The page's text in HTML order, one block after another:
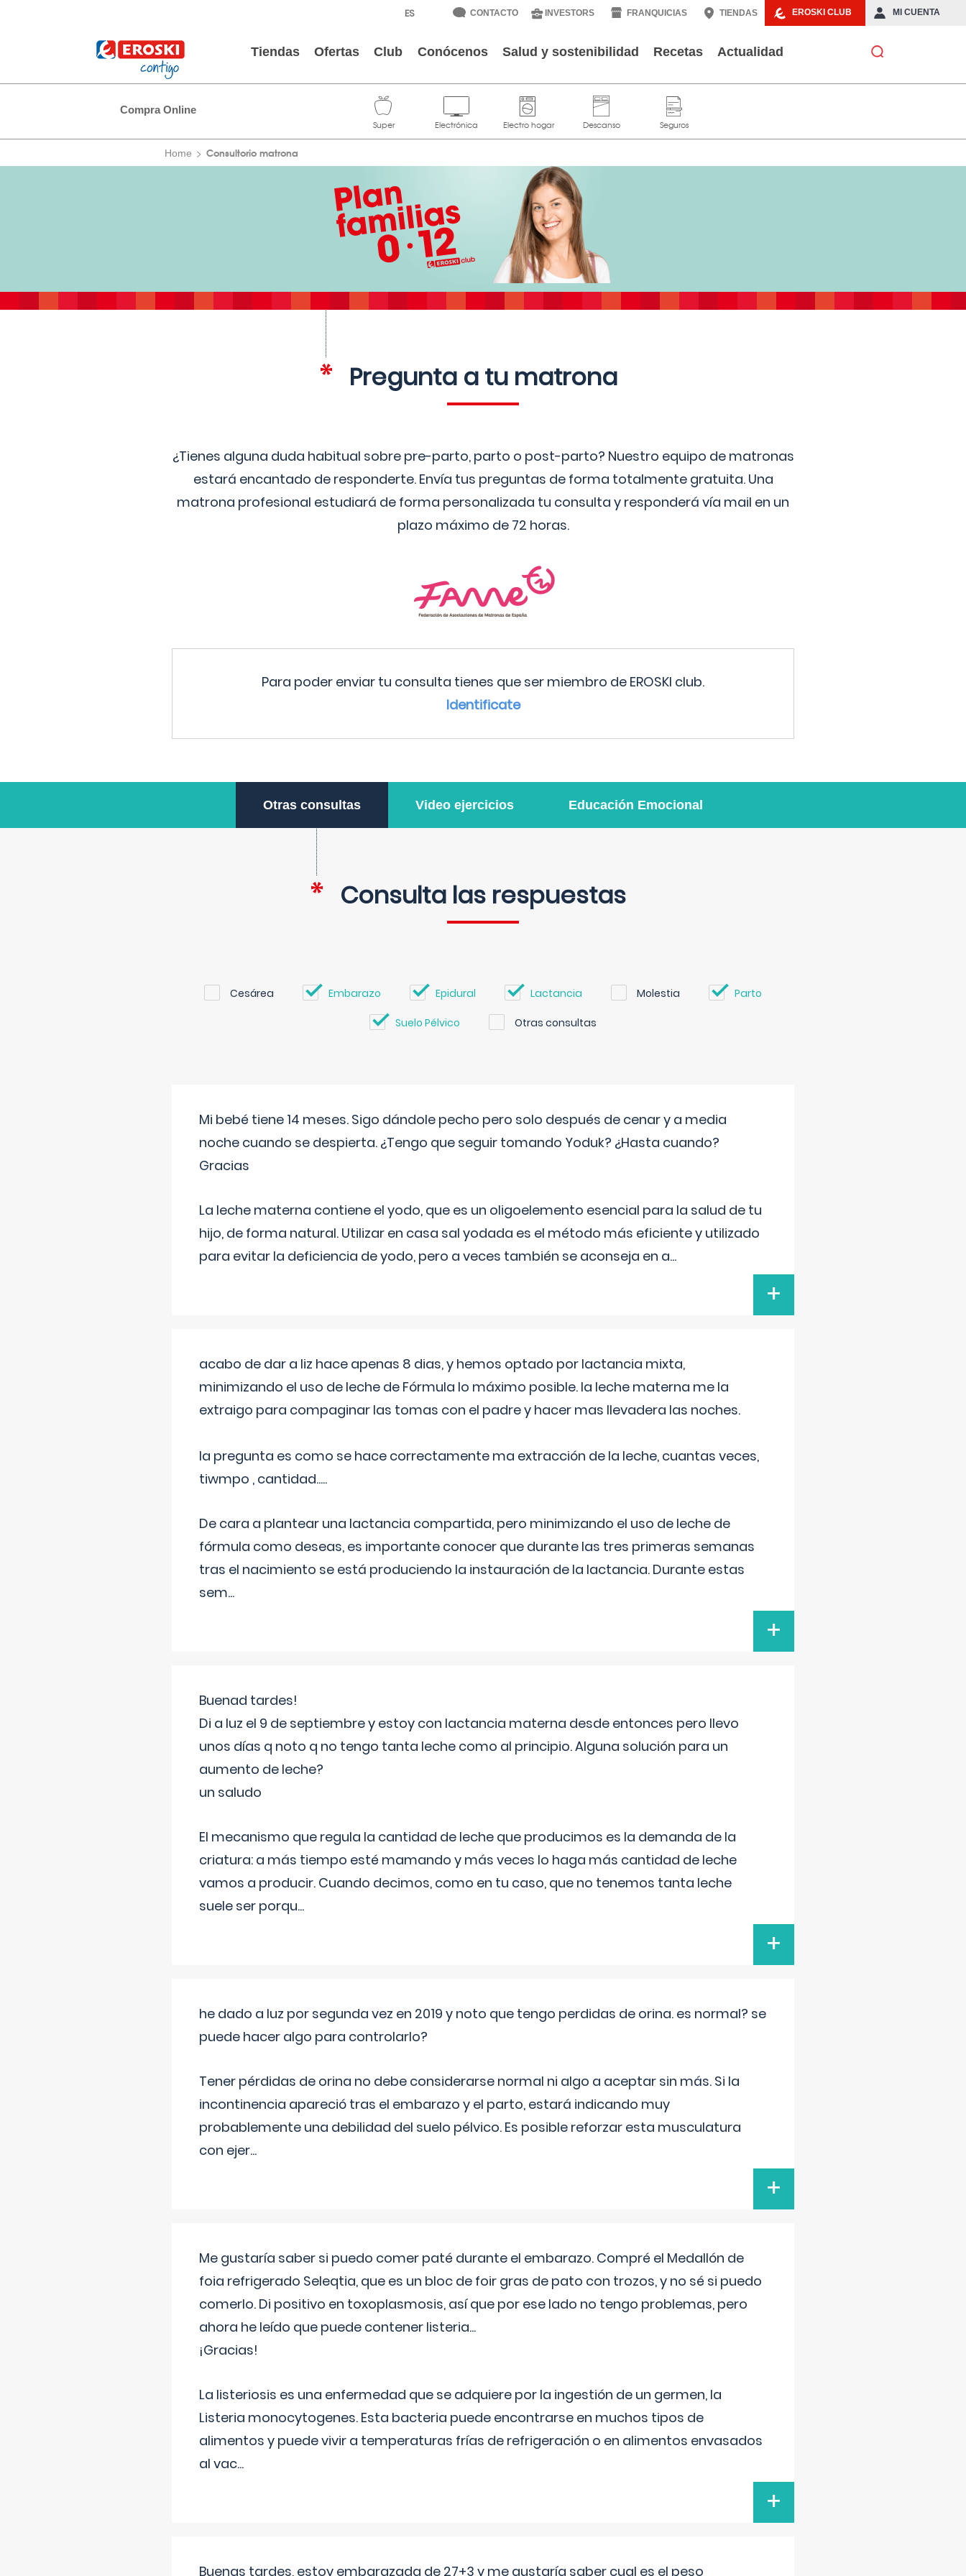
EROSKI CLUB MI CUENTA
CONTACTO INVESTORS FRANQUICIAS TIENDAS
Tiendas Ofertas Club Conócenos Salud y sostenibilidad Recetas Actualidad
Compra Online
Home Consultorio matrona
Pregunta a tu matrona
¿Tienes alguna duda habitual sobre pre-parto, parto o post-parto? Nuestro equipo de matronas
estará encantado de responderte. Envía tus preguntas de forma totalmente gratuita. Una
matrona profesional estudiará de forma personalizada tu consulta y responderá vía mail en un
plazo máximo de 72 horas.
Para poder enviar tu consulta tienes que ser miembro de EROSKI club.
Identificate
Otras consultas Video ejercicios Educación Emocional
Consulta las respuestas
Cesárea Embarazo Epidural Lactancia Molestia Parto
Suelo Pélvico Otras consultas
Mi bebé tiene 14 meses. Sigo dándole pecho pero solo después de cenar y a media
noche cuando se despierta. ¿Tengo que seguir tomando Yoduk? ¿Hasta cuando?
Gracias
La leche materna contiene el yodo, que es un oligoelemento esencial para la salud de tu
hijo, de forma natural. Utilizar en casa sal yodada es el método más eficiente y utilizado
para evitar la deficiencia de yodo, pero a veces también se aconseja en a...
+
acabo de dar a liz hace apenas 8 dias, y hemos optado por lactancia mixta,
minimizando el uso de leche de Fórmula lo máximo posible. la leche materna me la
extraigo para compaginar las tomas con el padre y hacer mas llevadera las noches.
la pregunta es como se hace correctamente ma extracción de la leche, cuantas veces,
tiwmpo , cantidad.....
De cara a plantear una lactancia compartida, pero minimizando el uso de leche de
fórmula como deseas, es importante conocer que durante las tres primeras semanas
tras el nacimiento se está produciendo la instauración de la lactancia. Durante estas
sem...
+
Buenad tardes!
Di a luz el 9 de septiembre y estoy con lactancia materna desde entonces pero llevo
unos días q noto q no tengo tanta leche como al principio. Alguna solución para un
aumento de leche?
un saludo
El mecanismo que regula la cantidad de leche que producimos es la demanda de la
criatura: a más tiempo esté mamando y más veces lo haga más cantidad de leche
vamos a producir. Cuando decimos, como en tu caso, que no tenemos tanta leche
suele ser porqu...
+
he dado a luz por segunda vez en 2019 y noto que tengo perdidas de orina. es normal? se
puede hacer algo para controlarlo?
Tener pérdidas de orina no debe considerarse normal ni algo a aceptar sin más. Si la
incontinencia apareció tras el embarazo y el parto, estará indicando muy
probablemente una debilidad del suelo pélvico. Es posible reforzar esta musculatura
con ejer...
+
Me gustaría saber si puedo comer paté durante el embarazo. Compré el Medallón de
foia refrigerado Seleqtia, que es un bloc de foir gras de pato con trozos, y no sé si puedo
comerlo. Di positivo en toxoplasmosis, así que por ese lado no tengo problemas, pero
ahora he leído que puede contener listeria...
¡Gracias!
La listeriosis es una enfermedad que se adquiere por la ingestión de un germen, la
Listeria monocytogenes. Esta bacteria puede encontrarse en muchos tipos de
alimentos y puede vivir a temperaturas frías de refrigeración o en alimentos envasados
al vac...
+
Buenas tardes, estoy embarazada de 27+3 y me gustaría saber cual es el peso